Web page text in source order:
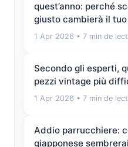
quest’anno: perché
giusto cambierà il
1 Apr 2026 • 7 min de
Secondo gli esperti,
pezzi vintage più
1 Apr 2026 • 7 min de
Addio parrucchiere:
giapponese